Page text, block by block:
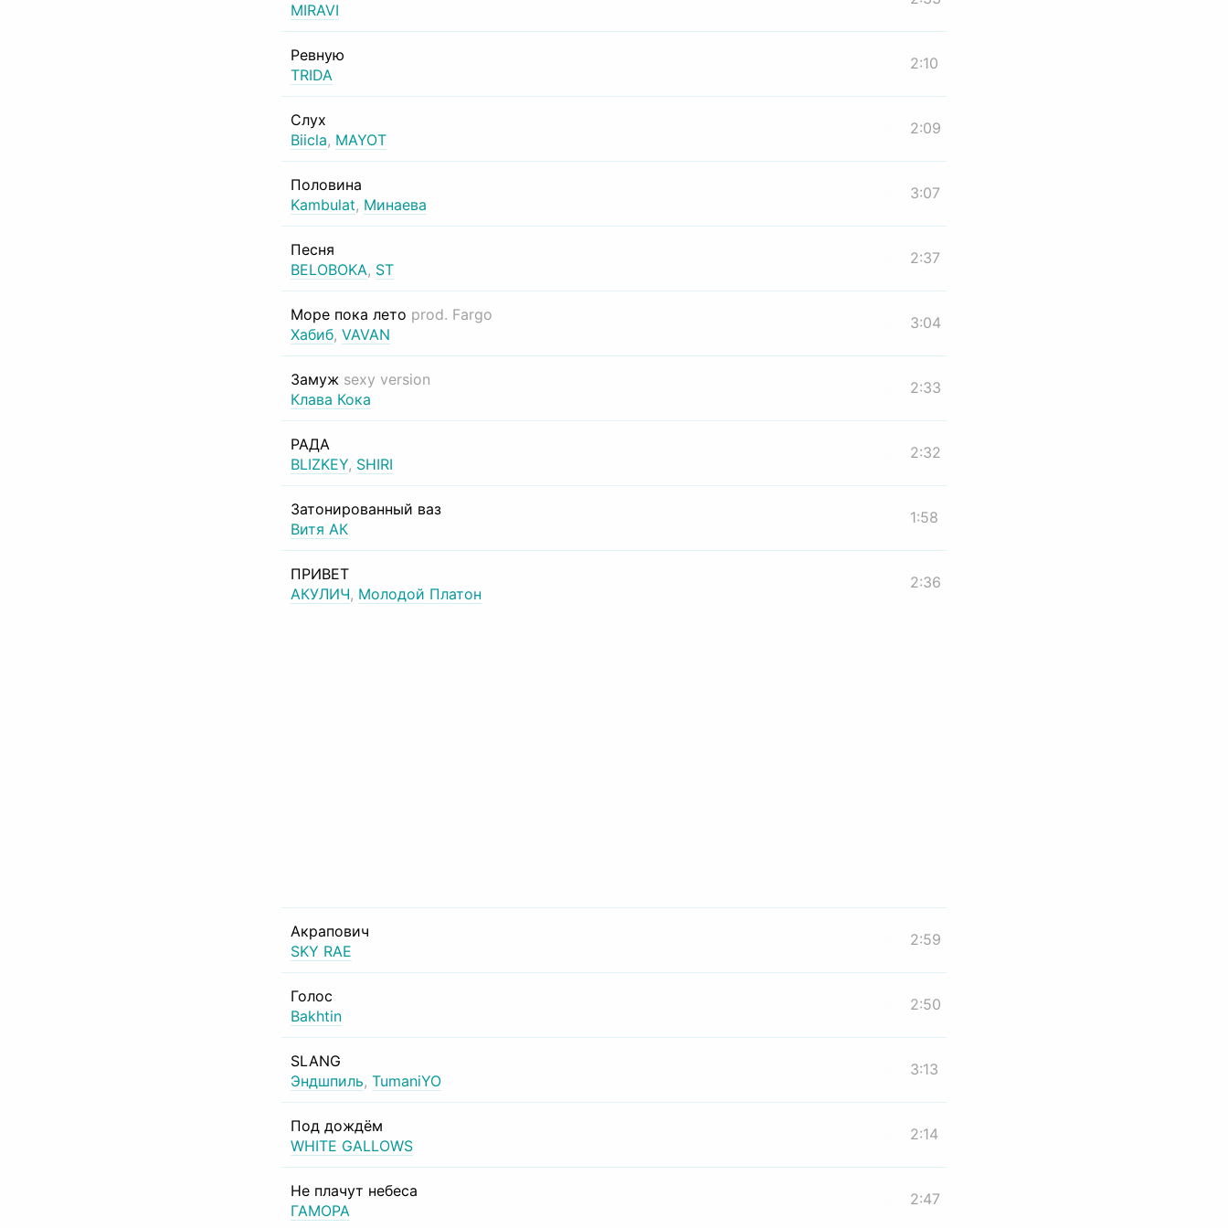
MIRAVI
Ревную
TRIDA
2:10
Слух
Biicla, MAYOT
2:09
Половина
Kambulat, Минаева
3:07
Песня
BELOBOKA, ST
2:37
Море пока лето prod. Fargo
Хабиб, VAVAN
3:04
Замуж sexy version
Клава Кока
2:33
РАДА
BLIZKEY, SHIRI
2:32
Затонированный ваз
Витя АК
1:58
ПРИВЕТ
АКУЛИЧ, Молодой Платон
2:36
Акрапович
SKY RAE
2:59
Голос
Bakhtin
2:50
SLANG
Эндшпиль, TumaniYO
3:13
Под дождём
WHITE GALLOWS
2:14
Не плачут небеса
ГАМОРА
2:47